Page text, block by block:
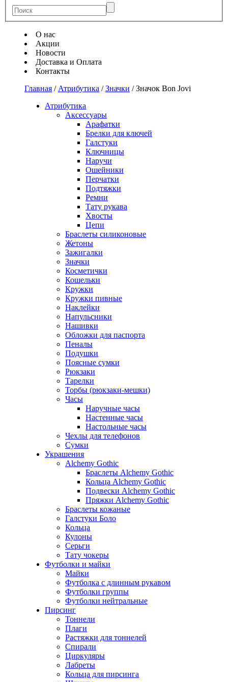
О нас
Акции
Новости
Доставка и Оплата
Контакты
Главная / Атрибутика /Значки /Значок Bon Jovi
Атрибутика
Аксессуары
Арафатки
Брелки для ключей
Галстуки
Ключницы
Наручи
Ошейники
Перчатки
Подтяжки
Ремни
Тату рукава
Хвосты
Цепи
Браслеты силиконовые
Жетоны
Зажигалки
Значки
Косметички
Кошельки
Кружки
Кружки пивные
Наклейки
Напульсники
Нашивки
Обложки для паспорта
Пеналы
Подушки
Поясные сумки
Рюкзаки
Тарелки
Торбы (рюкзаки-мешки)
Часы
Наручные часы
Настенные часы
Настольные часы
Чехлы для телефонов
Сумки
Украшения
Alchemy Gothic
Браслеты Alchemy Gothic
Кольца Alchemy Gothic
Подвески Alchemy Gothic
Пряжки Alchemy Gothic
Браслеты кожаные
Галстуки Боло
Кольца
Кулоны
Серьги
Тату чокеры
Футболки и майки
Майки
Футболка с длинным рукавом
Футболки группы
Футболки нейтральные
Пирсинг
Тоннели
Плаги
Растяжки для тоннелей
Спирали
Циркуляры
Лабреты
Кольца для пирсинга